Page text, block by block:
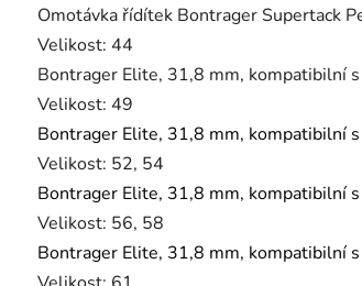
Omotávka řídítek Bontrager Supertack
Velikost: 44
Bontrager Elite, 31,8 mm, kompatibilní
Velikost: 49
Bontrager Elite, 31,8 mm, kompatibilní
Velikost: 52, 54
Bontrager Elite, 31,8 mm, kompatibilní
Velikost: 56, 58
Bontrager Elite, 31,8 mm, kompatibilní